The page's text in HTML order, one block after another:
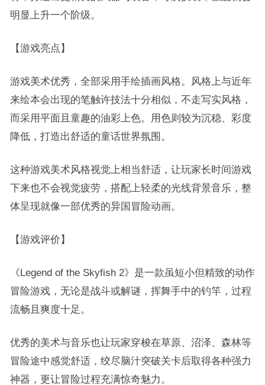
明显上升一个阶级。
【游戏亮点】
游戏美术优秀，全部采用手绘插画风格。风格上与近年
来绘本会出现的笔触许技法十分相似，不走写实风格，
而采用平面且童趣的油彩上色。用色则较为沉稳、彩度
降低，打造出舒适的童话世界氛围。
这种游戏美术风格视觉上相当舒适，让玩家长时间游戏
下来也不会视觉疲劳，搭配上轻柔的光线背景音乐，整
体呈现就像一部优秀的异国冒险动画。
【游戏评价】
《Legend of the Skyfish 2》是一款虽短小但精致的动作
冒险游戏，无论是战斗或解谜，挥舞手中的钓竿，过程
流畅且爽度十足。
优秀的美术与音乐也让玩家穿梭在草原、沼泽、森林等
冒险途中感觉舒适，绞尽脑汁突破关卡后取得各种强力
神器，更让冒险过程充满惊奇魅力。